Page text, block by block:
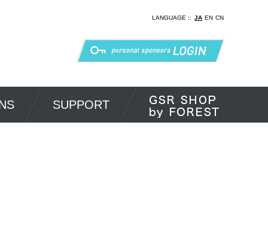
LANGUAGE :: JA EN CN
SUPPORT